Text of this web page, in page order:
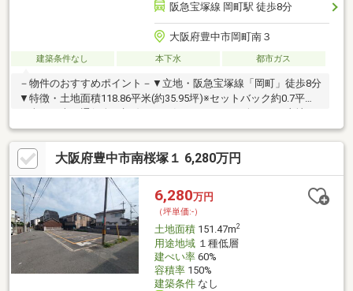
阪急宝塚線 岡町駅 徒歩8分
大阪府豊中市岡町南３
建築条件なし 本下水 都市ガス
－物件のおすすめポイント－▼立地・阪急宝塚線「岡町」徒歩8分
▼特徴・土地面積118.86平米(約35.95坪)※セットバック約0.7平米
建築条件付宅地販売ではありません▼周辺環境・豊中宝山郵便局
徒歩4分(約320m)・豊中市立原田小学校 徒歩8分(約630m)・ファ
ミリーマート豊中岡町北店 徒歩3分(約220m)※容積率は前面道路幅
員により160％に制限※宅地造成及び特定盛土等規制法■ ご希望の
住まい探しをお手伝いします ━━━━━・・・物件の詳細・ご相
談はお気軽にお問い合わせください。
大阪府豊中市南桜塚１ 6,280万円
6,280万円
（坪単価:-）
土地面積151.47m2
用途地域１種低層
建ぺい率60%
容積率150%
建築条件なし